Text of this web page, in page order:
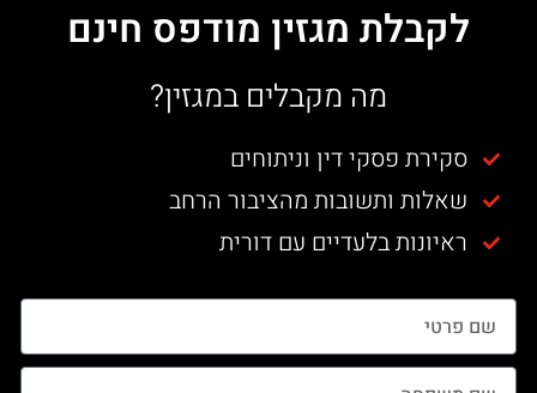
לקבלת מגזין מודפס חינם
מה מקבלים במגזין?
סקירת פסקי דין וניתוחים
שאלות ותשובות מהציבור הרחב
ראיונות בלעדיים עם דורית